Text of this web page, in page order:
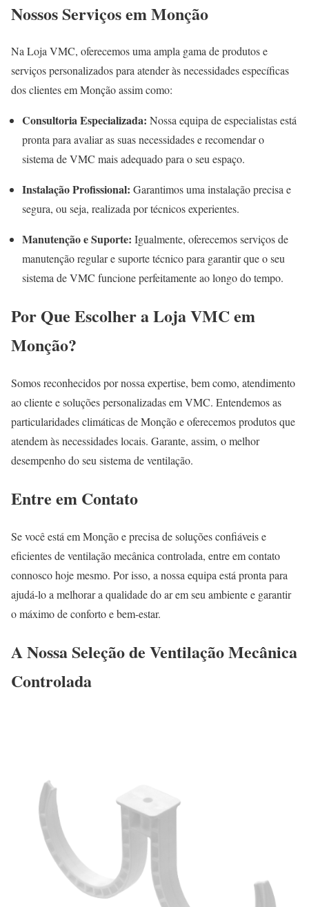
Nossos Serviços em Monção
Na Loja VMC, oferecemos uma ampla gama de produtos e
serviços personalizados para atender às necessidades específicas
dos clientes em Monção assim como:
Consultoria Especializada: Nossa equipa de especialistas está
pronta para avaliar as suas necessidades e recomendar o
sistema de VMC mais adequado para o seu espaço.
Instalação Profissional: Garantimos uma instalação precisa e
segura, ou seja, realizada por técnicos experientes.
Manutenção e Suporte: Igualmente, oferecemos serviços de
manutenção regular e suporte técnico para garantir que o seu
sistema de VMC funcione perfeitamente ao longo do tempo.
Por Que Escolher a Loja VMC em
Monção?
Somos reconhecidos por nossa expertise, bem como, atendimento
ao cliente e soluções personalizadas em VMC. Entendemos as
particularidades climáticas de Monção e oferecemos produtos que
atendem às necessidades locais. Garante, assim, o melhor
desempenho do seu sistema de ventilação.
Entre em Contato
Se você está em Monção e precisa de soluções confiáveis e
eficientes de ventilação mecânica controlada, entre em contato
connosco hoje mesmo. Por isso, a nossa equipa está pronta para
ajudá-lo a melhorar a qualidade do ar em seu ambiente e garantir
o máximo de conforto e bem-estar.
A Nossa Seleção de Ventilação Mecânica
Controlada